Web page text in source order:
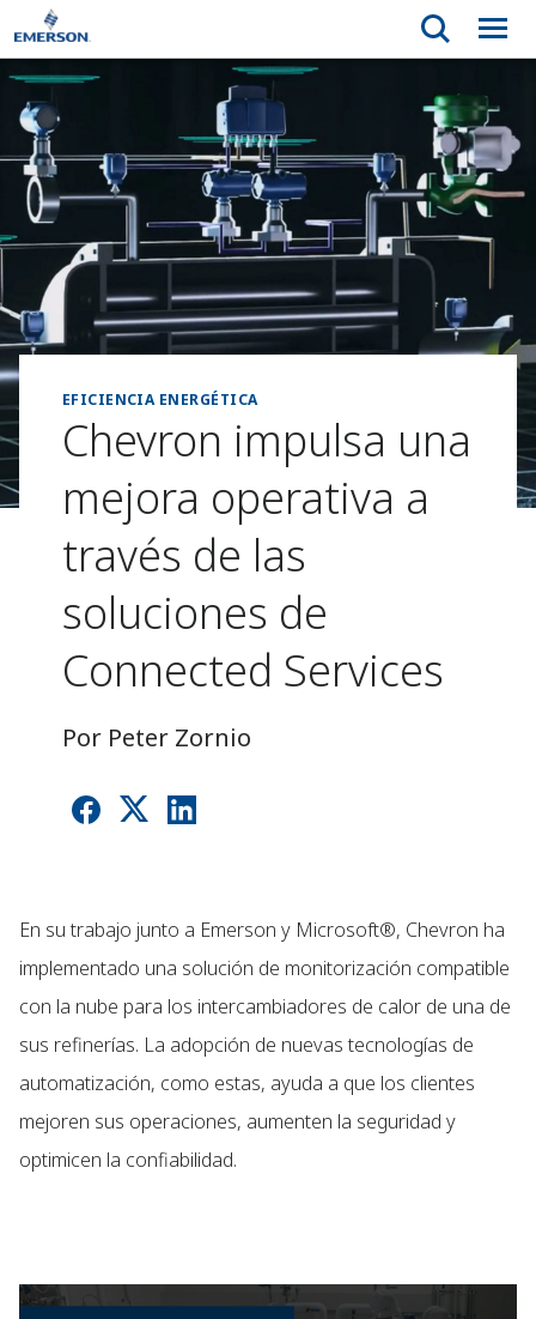
EFICIENCIA ENERGÉTICA
Chevron impulsa una
mejora operativa a
través de las
soluciones de
Connected Services
Por Peter Zornio
En su trabajo junto a Emerson y Microsoft®, Chevron ha
implementado una solución de monitorización compatible
con la nube para los intercambiadores de calor de una de
sus refinerías. La adopción de nuevas tecnologías de
automatización, como estas, ayuda a que los clientes
mejoren sus operaciones, aumenten la seguridad y
optimicen la confiabilidad.